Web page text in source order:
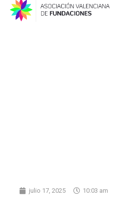
julio 17, 2025 10:03 am